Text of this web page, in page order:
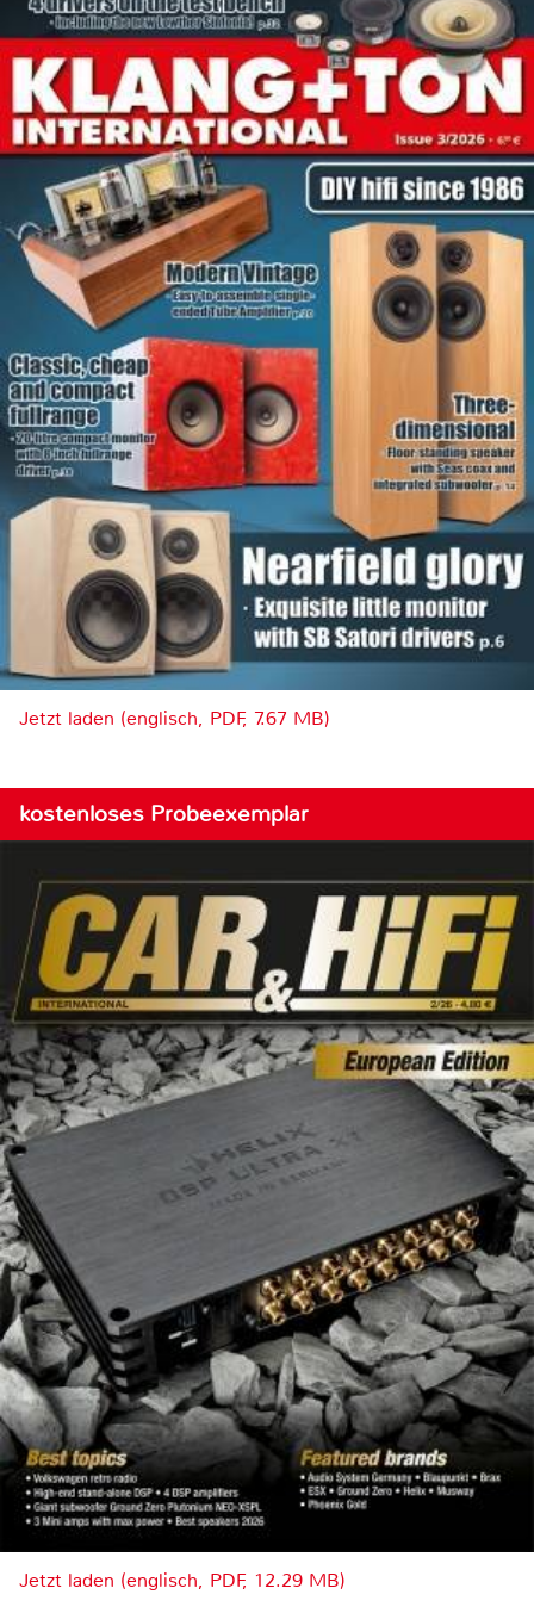
Jetzt laden (englisch, PDF, 7.67 MB)
kostenloses Probeexemplar
Jetzt laden (englisch, PDF, 12.29 MB)